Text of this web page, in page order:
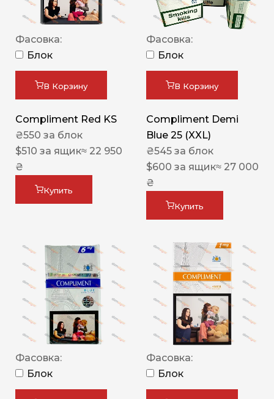
Фасовка:
Блок
В Корзину
Compliment Red KS
₴550 за блок
$510 за ящик≈ 22 950
₴
Купить
Фасовка:
Блок
В Корзину
Compliment Demi
Blue 25 (XXL)
₴545 за блок
$600 за ящик≈ 27 000
₴
Купить
Фасовка:
Блок
Фасовка:
Блок